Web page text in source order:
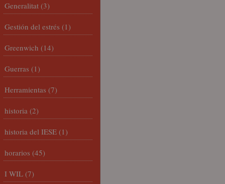
Generalitat (3)
Gestión del estrés (1)
Greenwich (14)
Guerras (1)
Herramientas (7)
historia (2)
historia del IESE (1)
horarios (45)
I WIL (7)